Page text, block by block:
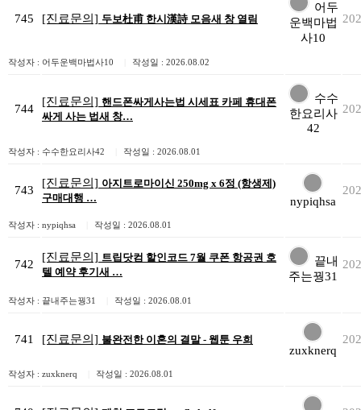
745 [진료문의] 두보杜甫 한시漢詩 모음새 창 열림
어두
운백마법
사10
작성자 : 어두운백마법사10 작성일 : 2026.08.02
744
[진료문의] 핸드폰싸게사는법 시세표 카페 휴대폰
싸게 사는 법새 창…
수수
한요리사
42
작성자 : 수수한요리사42 작성일 : 2026.08.01
743
[진료문의] 아지트로마이신 250mg x 6정 (항생제)
구매대행 …
nypiqhsa
작성자 : nypiqhsa 작성일 : 2026.08.01
742
[진료문의] 트립닷컴 할인코드 7월 쿠폰 항공권 호
텔 예약 후기새 …
끝내
주는꿩31
작성자 : 끝내주는꿩31 작성일 : 2026.08.01
741 [진료문의] 불완전한 이혼의 결말 - 웹툰 우희
zuxknerq
작성자 : zuxknerq 작성일 : 2026.08.01